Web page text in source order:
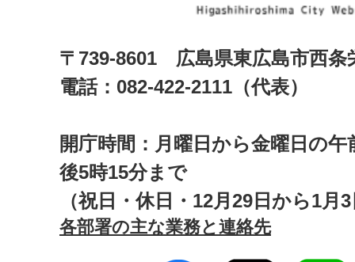
〒739-8601 広島県東広島市西
電話：082-422-2111（代表）
開庁時間：月曜日から金曜日の午
後5時15分まで
（祝日・休日・12月29日から1月
各部署の主な業務と連絡先